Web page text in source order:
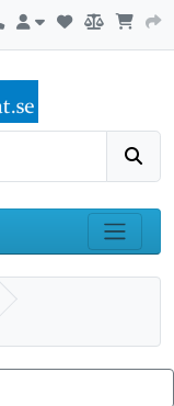
Kontakta oss
Mitt konto
Sök
Visa